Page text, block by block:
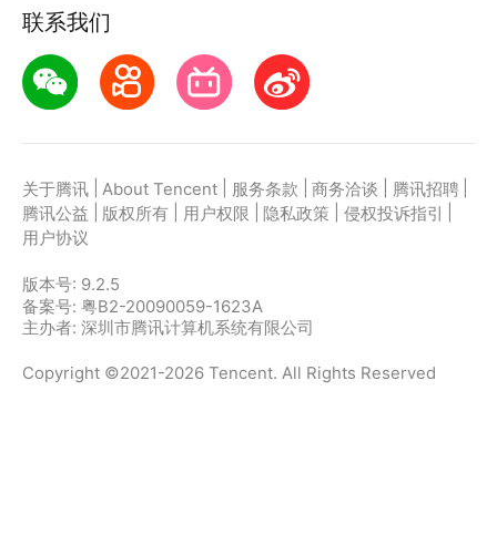
联系我们
关于腾讯 About Tencent 服务条款 商务洽谈 腾讯招聘
腾讯公益
版权所有 用户权限 隐私政策 侵权投诉指引
用户协议
版本号: 9.2.5
备案号: 粤B2-20090059-1623A
主办者: 深圳市腾讯计算机系统有限公司
Copyright ©2021-2026 Tencent. All Rights Reserved